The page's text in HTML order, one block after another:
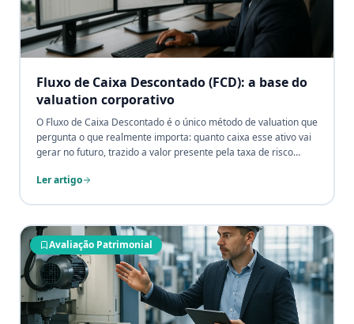
Fluxo de Caixa Descontado (FCD): a base do
valuation corporativo
O Fluxo de Caixa Descontado é o único método de valuation que
pergunta o que realmente importa: quanto caixa esse ativo vai
gerar no futuro, trazido a valor presente pela taxa de risco
laudo de impairment robusto e de todo investimento de capital
Ler artigo
Avaliação Patrimonial